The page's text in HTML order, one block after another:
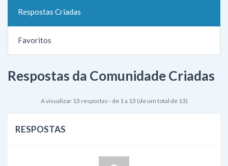
Respostas Criadas
Favoritos
Respostas da Comunidade Criadas
A visualizar 13 respostas - de 1 a 13 (de um total de 13)
RESPOSTAS